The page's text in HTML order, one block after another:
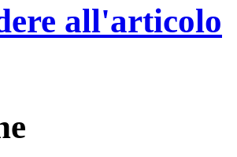
all'articolo